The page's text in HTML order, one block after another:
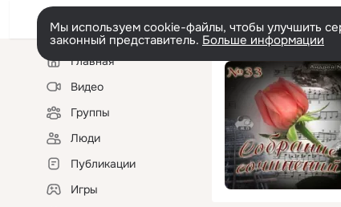
Мы используем cookie-файлы, чтобы улучшить
законный представитель. Больше информации
Левая
колонкаГлавная
Видео
Группы
Люди
Публикации
Игры